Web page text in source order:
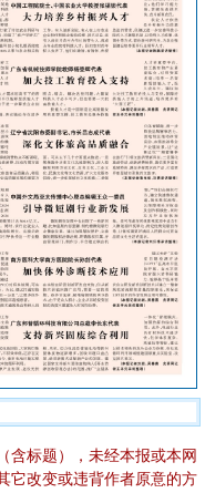
含标题），未经本报或本网
它改变或违背作者原意的方